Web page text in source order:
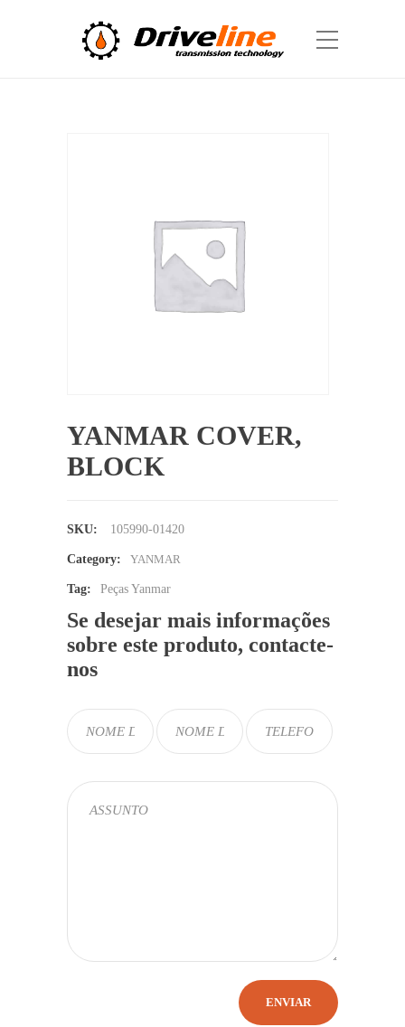
YANMAR COVER,
BLOCK
SKU: 105990-01420
Category: YANMAR
Tag: Peças Yanmar
Se desejar mais informações
sobre este produto, contacte-
nos